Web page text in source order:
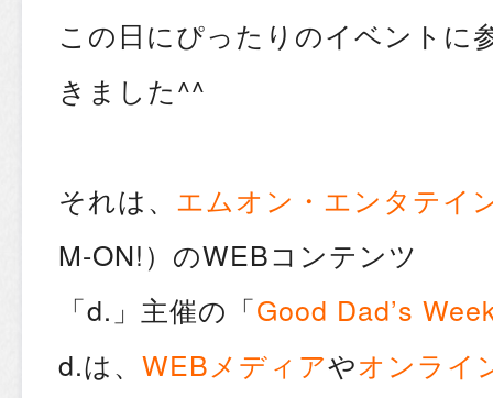
この日にぴったりのイベントに
きました^^
それは、 エムオン・エンタテイ
M-ON!）のWEBコンテンツ
「d. 」主催の「Good Dad’s
d.は、 WEBメディアやオンライ